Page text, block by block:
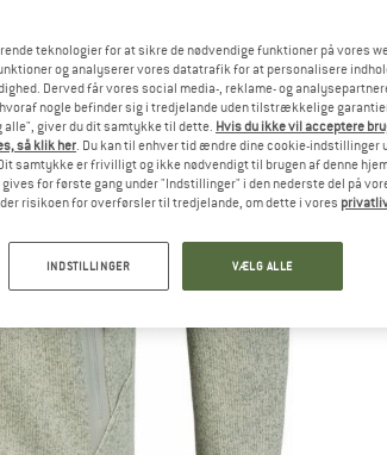
teknologier for at sikre de nødvendige funktioner på vores
og analyserer vores datatrafik for at personalisere
Derved får vores social media-, reklame- og
nogle befinder sig i tredjelande uden tilstrækkelige
giver du dit samtykke til dette. Hvis du ikke vil acceptere
så klik her. Du kan til enhver tid ændre dine cookie-indstillinger
samtykke er frivilligt og ikke nødvendigt til brugen af denne
for første gang under "Indstillinger" i den nederste del på
risikoen for overførsler til tredjelande, om dette i vores
INDSTILLINGER VÆLG ALLE